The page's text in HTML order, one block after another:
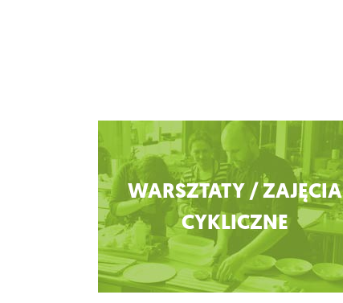
Zobacz więcej
WARSZTATY / ZAJĘCIA
CYKLICZNE